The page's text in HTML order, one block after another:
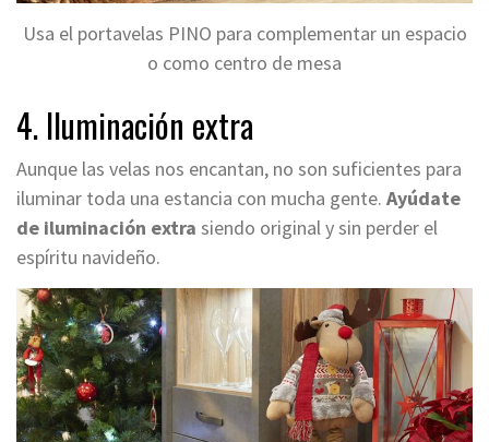
Usa el portavelas PINO para complementar un espacio
o como centro de mesa
4. Iluminación extra
Aunque las velas nos encantan, no son suficientes para
iluminar toda una estancia con mucha gente. Ayúdate
de iluminación extra siendo original y sin perder el
espíritu navideño.